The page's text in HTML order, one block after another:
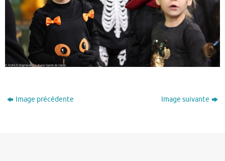
Image précédente Image suivante